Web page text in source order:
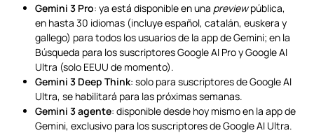
Gemini 3 Pro: ya está disponible en una previewpública,
en hasta 30 idiomas (incluye español, catalán, euskera y
gallego) para todos los usuarios de la app de Gemini; en la
Búsqueda para los suscriptores Google AI Pro y Google AI
Ultra (solo EEUU de momento).
Gemini 3 Deep Think: solo para suscriptores de Google AI
Ultra, se habilitará para las próximas semanas.
Gemini 3 agente: disponible desde hoy mismo en la app de
Gemini, exclusivo para los suscriptores de Google AI Ultra.